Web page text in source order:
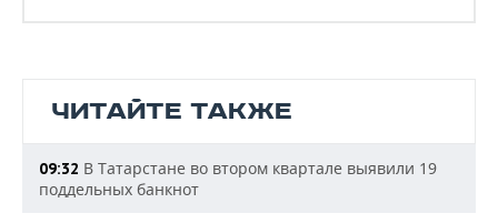
ЧИТАЙТЕ ТАКЖЕ
09:32 В Татарстане во втором квартале выявили 19
поддельных банкнот